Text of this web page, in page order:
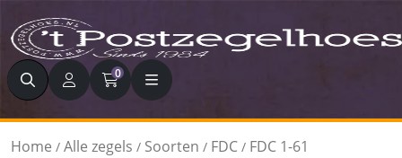
Zoeken 0
Home / Alle zegels / Soorten / FDC / FDC 1-61